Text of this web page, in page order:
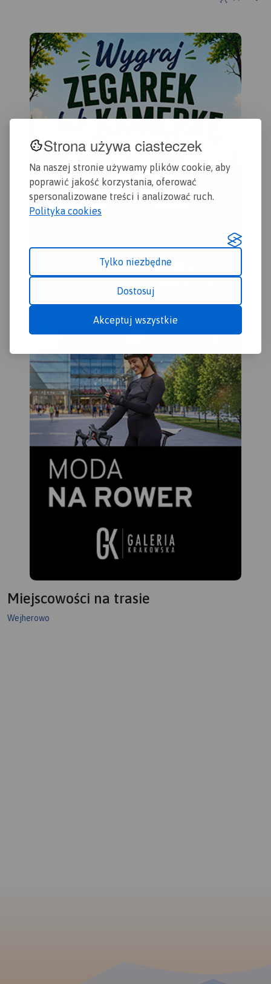
Strona używa ciasteczek
Na naszej stronie używamy plików cookie, aby
poprawić jakość korzystania, oferować
spersonalizowane treści i analizować ruch.
Polityka cookies
Tylko niezbędne
Dostosuj
Akceptuj wszystkie
wszystkie informacje
przydatne turyście. Podano
aktualne przebiegi szlaków
pieszych, rowerowych,
konnych, nordic walking i
konnych, łącznie z
kilometrażem.
Miejscowości na trasie
Wejherowo